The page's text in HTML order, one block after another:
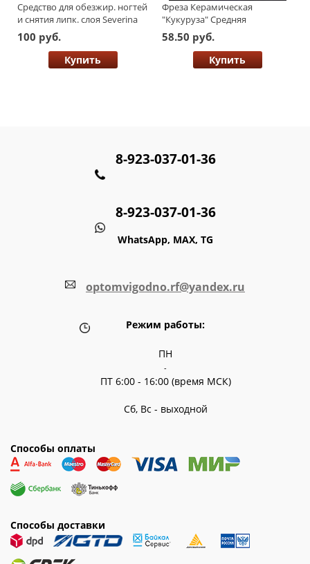
Средство для обезжир. ногтей
и снятия липк. слоя Severina
100мл
100 руб.
Купить
Фреза Керамическая
"Кукуруза" Средняя
58.50 руб.
Купить
8-923-037-01-36
8-923-037-01-36
WhatsApp, MAX, TG
optomvigodno.rf@yandex.ru
Режим работы:
ПН
-
ПТ 6:00 - 16:00 (время МСК)
Сб, Вс - выходной
Способы оплаты
Способы доставки